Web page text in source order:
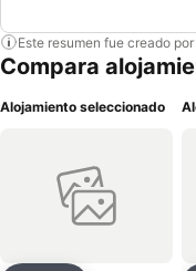
Este resumen fue creado
Compara
Alojamiento seleccionado